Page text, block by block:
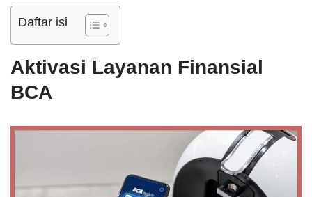
Daftar isi
Aktivasi Layanan Finansial
BCA